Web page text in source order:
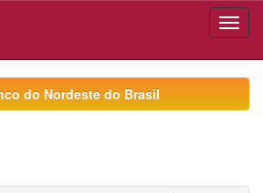
do Nordeste do Brasil